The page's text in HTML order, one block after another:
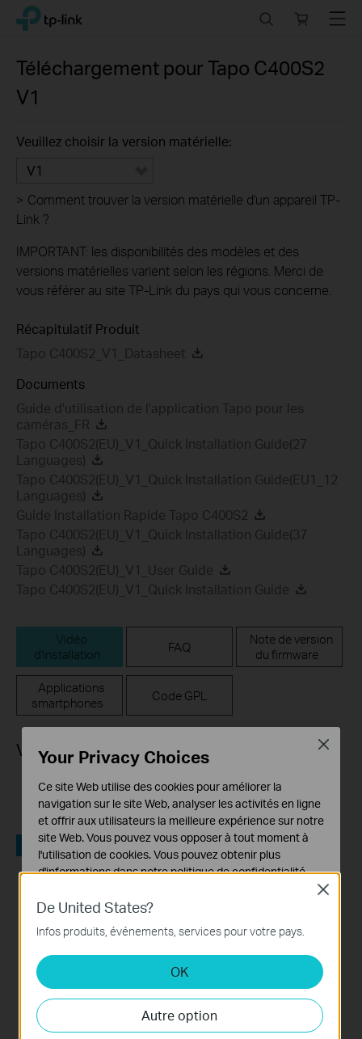
Click
the
navigation
TP-Link, Reliably Smart
store
Menu
Téléchargement pourTapo C400S2
V1
Veuillez choisir la version matérielle:
V1
> Comment trouver la version matérielle d'un appareil TP-
Link ?
IMPORTANT: les disponibilités des modèles et des
versions matérielles varient selon les régions. Merci de
vous référer au site TP-Link du pays qui vous concerne.
Récapitulatif Produit
Tapo C400S2_V1_Datasheet
Documents
Guide d'utilisation de l'application Tapo pour les
caméras_FR
Tapo C400S2(EU)_V1_Quick Installation Guide(27
Languages)
Tapo C400S2(EU)_V1_Quick Installation Guide(EU1_12
Languages)
Guide Installation Rapide Tapo C400S2
Tapo C400S2(EU)_V1_Quick Installation Guide(37
Languages)
Tapo C400S2(EU)_V1_User Guide
Tapo C400S2(EU)_V1_Quick Installation Guide
Vidéo
d'installation
FAQ
Note de version
du firmware
Applications
smartphones
Code GPL
Vidéo d'installation
Tapo Smart Wire-
Free Security
Tapo H200 + Tapo
C400
De United States?
Infos produits, événements, services pour votre pays.
OK
Autre option
Close
Your Privacy Choices
Ce site Web utilise des cookies pour améliorer la
navigation sur le site Web, analyser les activités en ligne
et offrir aux utilisateurs la meilleure expérience sur notre
site Web. Vous pouvez vous opposer à tout moment à
l'utilisation de cookies. Vous pouvez obtenir plus
d'informations dans notrepolitique de confidentialité.
Cookies basiques
Ces cookies sont nécessaires au fonctionnement du
site Web et ne peuvent pas être désactivés dans vos
Cookies d'analyse et marketing
Les cookies d'analyse nous permettent d'analyser vos
activités sur notre site Web pour améliorer et ajuster les
fonctionnalités de notre site Web.
Close